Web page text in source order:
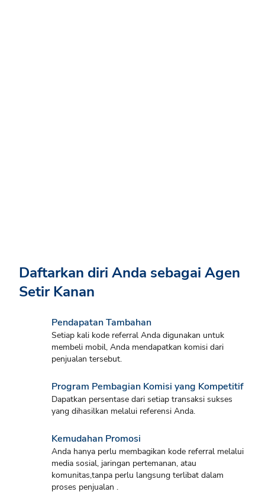
Daftarkan diri Anda sebagai Agen
Setir Kanan
Pendapatan Tambahan
Setiap kali kode referral Anda digunakan untuk
membeli mobil, Anda mendapatkan komisi dari
penjualan tersebut.
Program Pembagian Komisi yang Kompetitif
Dapatkan persentase dari setiap transaksi sukses
yang dihasilkan melalui referensi Anda.
Kemudahan Promosi
Anda hanya perlu membagikan kode referral melalui
media sosial, jaringan pertemanan, atau
komunitas,tanpa perlu langsung terlibat dalam
proses penjualan .